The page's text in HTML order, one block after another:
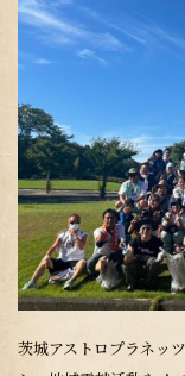
茨城アストロプラネッ